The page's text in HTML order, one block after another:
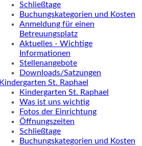
Schließtage
Buchungskategorien und Kosten
Anmeldung für einen
Betreuungsplatz
Aktuelles - Wichtige
Informationen
Stellenangebote
Downloads/Satzungen
Kindergarten St. Raphael
Kindergarten St. Raphael
Was ist uns wichtig
Fotos der Einrichtung
Öffnungszeiten
Schließtage
Buchungskategorien und Kosten